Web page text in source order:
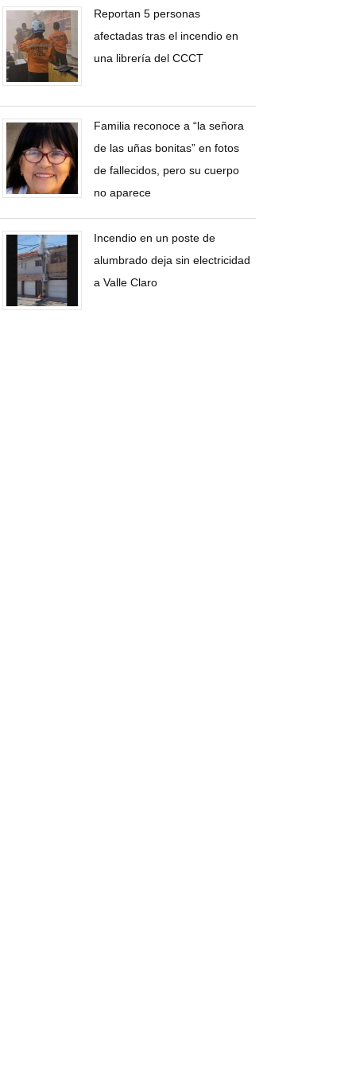
Reportan 5 personas
afectadas tras el incendio en
una librería del CCCT
Familia reconoce a “la señora
de las uñas bonitas” en fotos
de fallecidos, pero su cuerpo
no aparece
Incendio en un poste de
alumbrado deja sin electricidad
a Valle Claro